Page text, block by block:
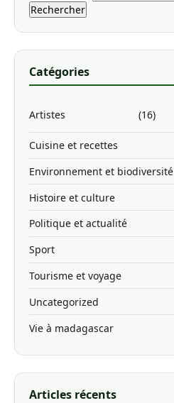
Catégories
Artistes (16)
Cuisine et recettes
Environnement et biodiversité
Histoire et culture
Politique et actualité
Sport
Tourisme et voyage
Uncategorized
Vie à madagascar
Articles récents